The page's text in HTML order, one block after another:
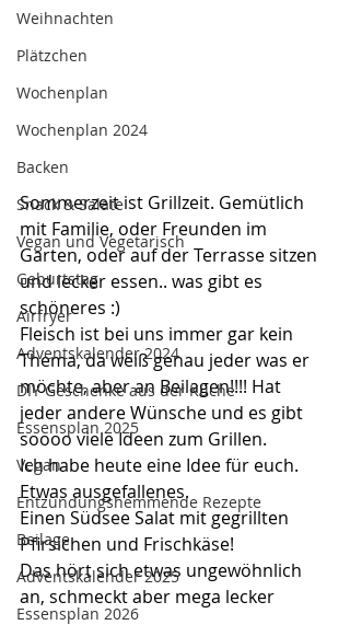
Weihnachten
Plätzchen
Wochenplan
Wochenplan 2024
Backen
Snack & Salate
Vegan und Vegetarisch
Geburtstag
Airfryer
Adventskalender 2024
DIY Geschenke aus der Küche
Essensplan 2025
Vegan
Entzündungshemmende Rezepte
Beilage
Adventskalender 2025
Essensplan 2026
Sommerzeit ist Grillzeit. Gemütlich
mit Familie, oder Freunden im
Garten, oder auf der Terrasse sitzen
und lecker essen.. was gibt es
schöneres :)
Fleisch ist bei uns immer gar kein
Thema, da weiß genau jeder was er
möchte, aber an Beilagen!!!! Hat
jeder andere Wünsche und es gibt
soooo viele Ideen zum Grillen.
Ich habe heute eine Idee für euch.
Etwas ausgefallenes.
Einen Südsee Salat mit gegrillten
Pfirsichen und Frischkäse!
Das hört sich etwas ungewöhnlich
an, schmeckt aber mega lecker